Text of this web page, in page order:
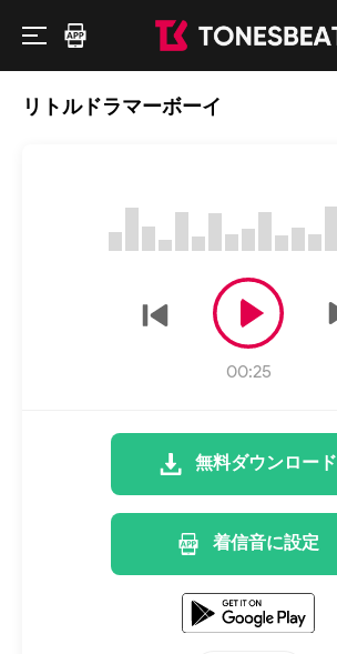
リトルドラマーボーイ
00:25
無料ダウンロード
着信音に設定